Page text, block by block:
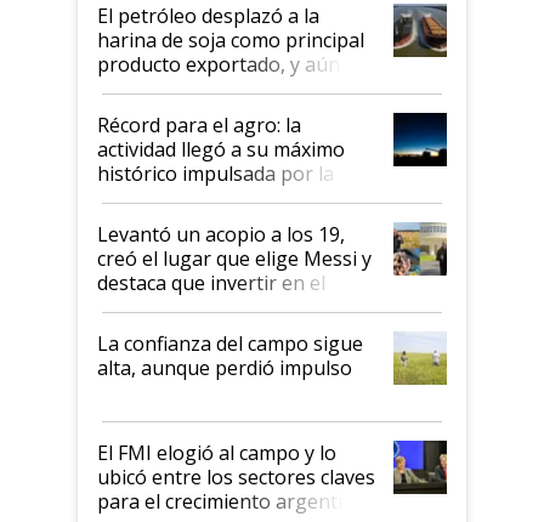
El petróleo desplazó a la
harina de soja como principal
producto exportado, y aún así
el agro aportó casi seis de cada
diez dólares y sostuvo el
liderazgo en un semestre
récord
Récord para el agro: la
actividad llegó a su máximo
histórico impulsada por la
cosecha y las exportaciones
Levantó un acopio a los 19,
creó el lugar que elige Messi y
destaca que invertir en el
kirchnerismo era como "darle
plata a un hijo para droga":
Juan Félix Rossetti, el libertario
que de una dura crisis salió
de Milei
La confianza del campo sigue
alta, aunque perdió impulso
El FMI elogió al campo y lo
ubicó entre los sectores claves
para el crecimiento argentino